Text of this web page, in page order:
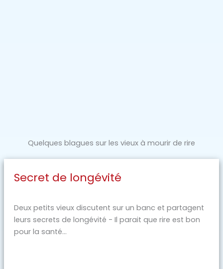
Quelques blagues sur les vieux à mourir de rire
Secret de longévité
Deux petits vieux discutent sur un banc et partagent
leurs secrets de longévité - Il parait que rire est bon
pour la santé...